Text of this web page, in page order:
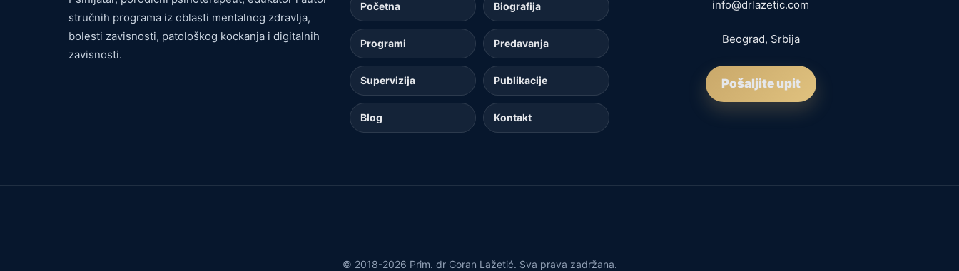
stručnih programa iz oblasti mentalnog zdravlja,
bolesti zavisnosti, patološkog kockanja i digitalnih
zavisnosti.
Početna Biografija
Programi Predavanja
Supervizija Publikacije
Blog Kontakt
info@drlazetic.com
Beograd, Srbija
Pošaljite upit
© 2018-2026 Prim. dr Goran Lažetić. Sva prava zadržana.